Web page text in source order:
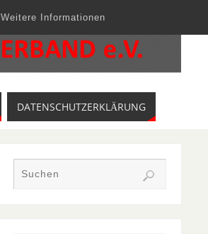
Weitere Informationen
DATENSCHUTZERKLÄRUNG